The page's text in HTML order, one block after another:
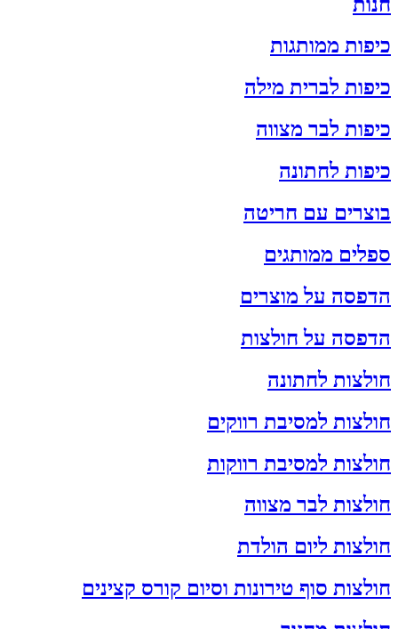
כיפות ממותגות
כיפות לברית מילה
כיפות לבר מצווה
כיפות לחתונה
בוצרים עם חריטה
ספלים ממותגים
הדפסה על מוצרים
הדפסה על חולצות
חולצות לחתונה
חולצות למסיבת רווקים
חולצות למסיבת רווקות
חולצות לבר מצווה
חולצות ליום הולדת
חולצות סוף טירונות וסיום קורס קצינים